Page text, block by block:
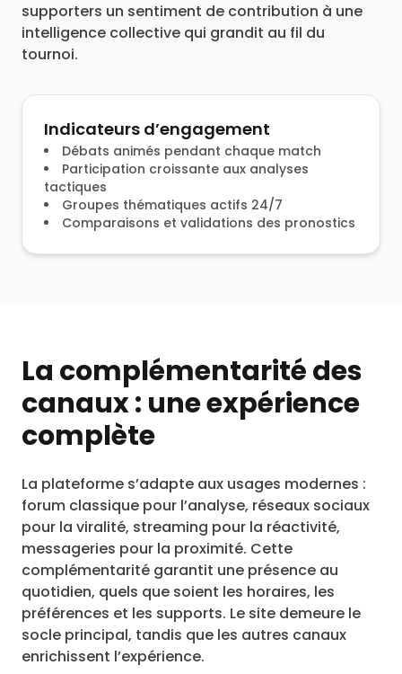
supporters un sentiment de contribution à une
intelligence collective qui grandit au fil du
tournoi.
Indicateurs d’engagement
Débats animés pendant chaque match
Participation croissante aux analyses
tactiques
Groupes thématiques actifs 24/7
Comparaisons et validations des pronostics
La complémentarité des
canaux : une expérience
complète
La plateforme s’adapte aux usages modernes :
forum classique pour l’analyse, réseaux sociaux
pour la viralité, streaming pour la réactivité,
messageries pour la proximité. Cette
complémentarité garantit une présence au
quotidien, quels que soient les horaires, les
préférences et les supports. Le site demeure le
socle principal, tandis que les autres canaux
enrichissent l’expérience.